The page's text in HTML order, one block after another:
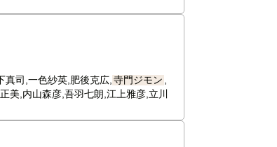
司,一色紗英,肥後克広, 寺門ジモン
美,内山森彦,吾羽七朗,江上雅彦,立川